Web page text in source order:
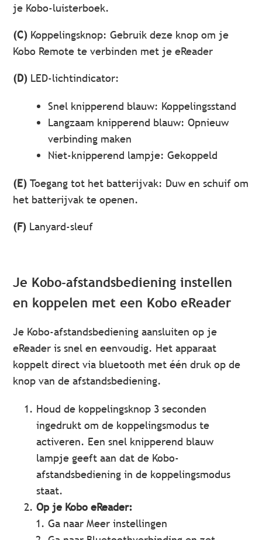
je Kobo-luisterboek.
(C) Koppelingsknop: Gebruik deze knop om je
Kobo Remote te verbinden met je eReader
(D) LED-lichtindicator:
Snel knipperend blauw: Koppelingsstand
Langzaam knipperend blauw: Opnieuw
verbinding maken
Niet-knipperend lampje: Gekoppeld
(E) Toegang tot het batterijvak: Duw en schuif om
het batterijvak te openen.
(F) Lanyard-sleuf
Je Kobo-afstandsbediening instellen
en koppelen met een Kobo eReader
Je Kobo-afstandsbediening aansluiten op je
eReader is snel en eenvoudig. Het apparaat
koppelt direct via bluetooth met één druk op de
knop van de afstandsbediening.
Houd de koppelingsknop 3 seconden
ingedrukt om de koppelingsmodus te
activeren. Een snel knipperend blauw
lampje geeft aan dat de Kobo-
afstandsbediening in de koppelingsmodus
staat.
Op je Kobo eReader:
Ga naar Meer instellingen